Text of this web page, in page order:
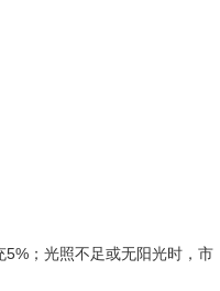
；光照不足或无阳光时，市